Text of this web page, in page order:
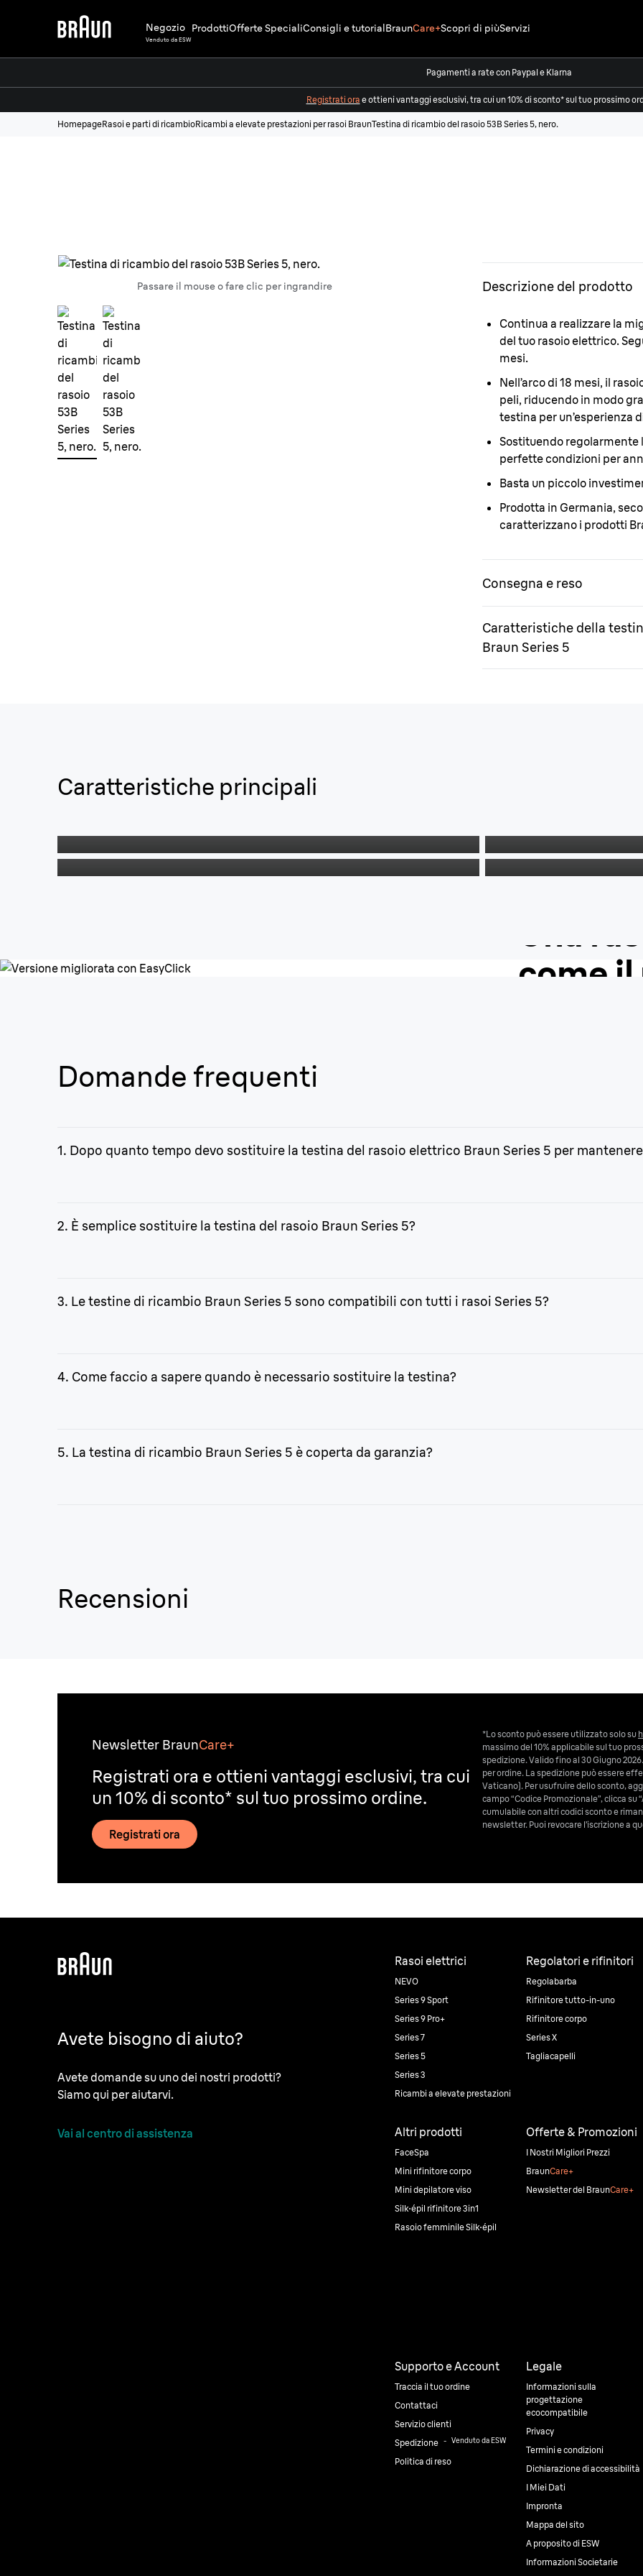
Negozio
Venduto da ESW
ProdottiOfferte SpecialiConsigli e tutorialBraunCare+Scopri di piùServizi
Pagamenti a rate con Paypal e Klarna
Registrati ora e ottieni vantaggi esclusivi, tra cui un 10% di sconto* sul tuo prossimo
HomepageRasoi e parti di ricambioRicambi a elevate prestazioni per rasoi BraunTestina di ricambio del rasoio 53B Series 5, nero.
Passare il mouse o fare clic per ingrandire Descrizione del prodotto
Continua a realizzare la
del tuo rasoio elettrico.
mesi.
Nell’arco di 18 mesi, il
peli, riducendo in modo
testina per un’esperienza
Sostituendo regolarmente
perfette condizioni per
Basta un piccolo
Prodotta in Germania,
caratterizzano i prodotti
Consegna e reso
Caratteristiche della
Braun Series 5
Caratteristiche principali
Qualità tedesca
Come sostituire
Una
come il
Domande frequenti
1. Dopo quanto tempo devo sostituire la testina del rasoio elettrico Braun Series 5 per
2. È semplice sostituire la testina del rasoio Braun Series 5?
3. Le testine di ricambio Braun Series 5 sono compatibili con tutti i rasoi Series 5?
4. Come faccio a sapere quando è necessario sostituire la testina?
5. La testina di ricambio Braun Series 5 è coperta da garanzia?
Recensioni
Newsletter BraunCare+
Registrati ora e ottieni vantaggi esclusivi, tra cui
un 10% di sconto* sul tuo prossimo ordine.
Registrati ora
*Lo sconto può essere utilizzato solo su
massimo del 10% applicabile sul tuo
spedizione. Valido fino al 30 Giugno
per ordine. La spedizione può essere
Vaticano). Per usufruire dello sconto,
campo “Codice Promozionale”, clicca
cumulabile con altri codici sconto e
newsletter. Puoi revocare l’iscrizione a
Avete bisogno di aiuto?
Avete domande su uno dei nostri prodotti?
Siamo qui per aiutarvi.
Vai al centro di assistenza
Rasoi elettrici
NEVO
Series 9 Sport
Series 9 Pro+
Series 7
Series 5
Series 3
Ricambi a elevate prestazioni
Regolatori e rifinitori
Regolabarba
Rifinitore tutto-in-uno
Rifinitore corpo
Series X
Tagliacapelli
Altri prodotti
FaceSpa
Mini rifinitore corpo
Mini depilatore viso
Silk·épil rifinitore 3in1
Rasoio femminile Silk·épil
Offerte & Promozioni
I Nostri Migliori Prezzi
BraunCare+
Newsletter del BraunCare+
Supporto e Account
Traccia il tuo ordine
Contattaci
Servizio clienti
Spedizione ⠀-⠀ Venduto da ESW
Politica di reso
Legale
Informazioni sulla
progettazione
ecocompatibile
Privacy
Termini e condizioni
Dichiarazione di accessibilità
I Miei Dati
Impronta
Mappa del sito
A proposito di ESW
Informazioni Societarie